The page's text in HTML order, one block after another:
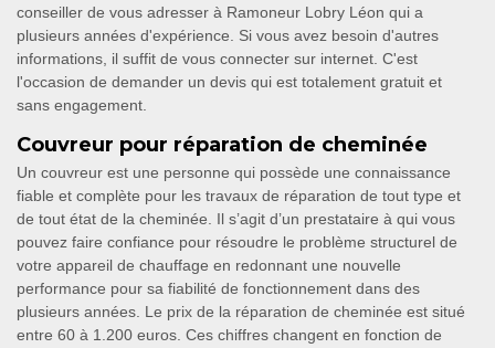
conseiller de vous adresser à Ramoneur Lobry Léon qui a
plusieurs années d'expérience. Si vous avez besoin d'autres
informations, il suffit de vous connecter sur internet. C'est
l'occasion de demander un devis qui est totalement gratuit et
sans engagement.
Couvreur pour réparation de cheminée
Un couvreur est une personne qui possède une connaissance
fiable et complète pour les travaux de réparation de tout type et
de tout état de la cheminée. Il s’agit d’un prestataire à qui vous
pouvez faire confiance pour résoudre le problème structurel de
votre appareil de chauffage en redonnant une nouvelle
performance pour sa fiabilité de fonctionnement dans des
plusieurs années. Le prix de la réparation de cheminée est situé
entre 60 à 1.200 euros. Ces chiffres changent en fonction de